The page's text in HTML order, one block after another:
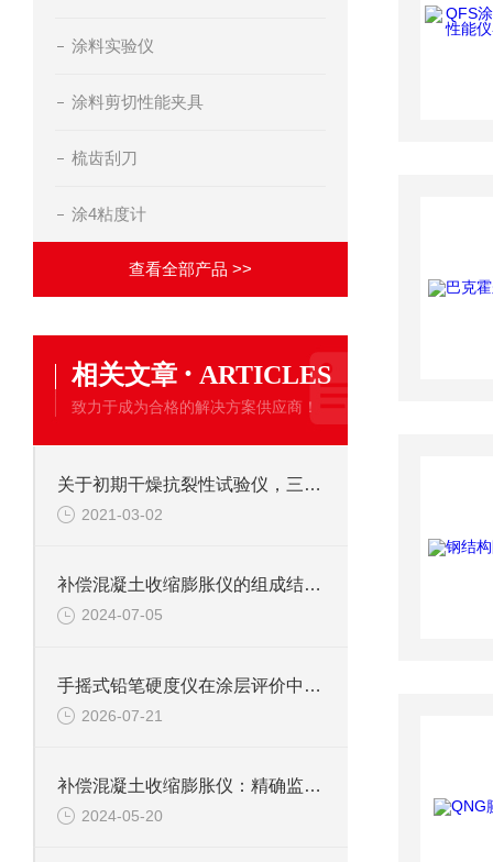
涂料实验仪
涂料剪切性能夹具
梳齿刮刀
涂4粘度计
查看全部产品 >>
相关文章 · ARTICLES
致力于成为合格的解决方案供应商！
关于初期干燥抗裂性试验仪，三分钟您就懂
2021-03-02
补偿混凝土收缩膨胀仪的组成结构与设备作用科普
2024-07-05
手摇式铅笔硬度仪在涂层评价中的力学美学与实操逻辑
2026-07-21
补偿混凝土收缩膨胀仪：精确监测，保障现代建筑之稳健
2024-05-20